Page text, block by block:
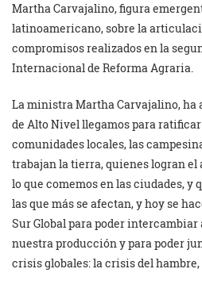
Martha Carvajalino, figura
latinoamericano, sobre la
compromisos realizados en la
Internacional de Reforma Agraria.
La ministra Martha Carvajalino, ha
de Alto Nivel llegamos para
comunidades locales, las
trabajan la tierra, quienes logran el
lo que comemos en las ciudades, y
las que más se afectan, y hoy se
Sur Global para poder
nuestra producción y para poder
crisis globales: la crisis del